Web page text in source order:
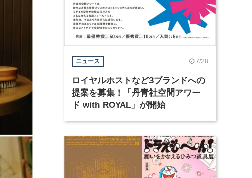
ニュース 7/28
ロイヤルホストなど3ブランドへの
提案を募集！「丹青社空間アワー
ド with ROYAL」が開始